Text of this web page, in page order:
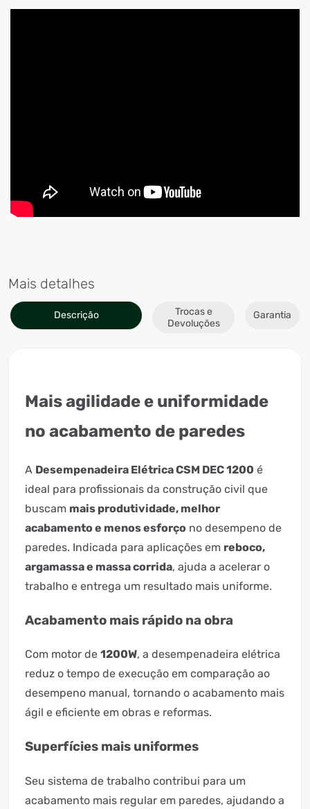
Mais detalhes
Descrição
Trocas e
Devoluções
Garantia
Mais agilidade e uniformidade
no acabamento de paredes
A Desempenadeira Elétrica CSM DEC 1200 é
ideal para profissionais da construção civil que
buscam mais produtividade, melhor
acabamento e menos esforço no desempeno de
paredes. Indicada para aplicações em reboco,
argamassa e massa corrida, ajuda a acelerar o
trabalho e entrega um resultado mais uniforme.
Acabamento mais rápido na obra
Com motor de 1200W, a desempenadeira elétrica
reduz o tempo de execução em comparação ao
desempeno manual, tornando o acabamento mais
ágil e eficiente em obras e reformas.
Superfícies mais uniformes
Seu sistema de trabalho contribui para um
acabamento mais regular em paredes, ajudando a